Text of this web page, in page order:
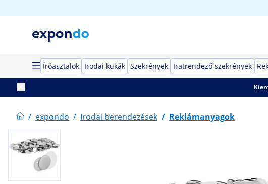
Íróasztalok Irodai kukák Szekrények Iratrendező szekrények
/ expondo / Irodai berendezések / Reklámanyagok